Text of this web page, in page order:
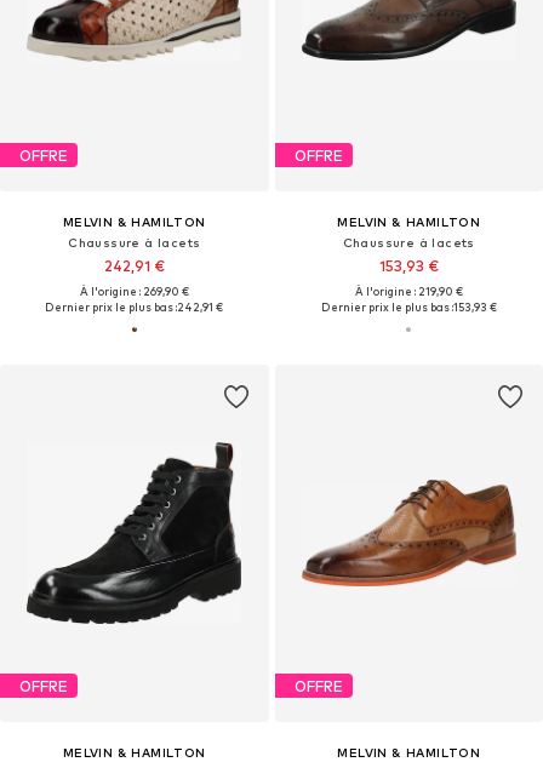
OFFRE
MELVIN & HAMILTON
Chaussure à lacets
242,91 €
À l'origine : 269,90 €
Dernier prix le plus bas :242,91 €
OFFRE
MELVIN & HAMILTON
Chaussure à lacets
153,93 €
À l'origine : 219,90 €
Dernier prix le plus bas :153,93 €
OFFRE
MELVIN & HAMILTON
OFFRE
MELVIN & HAMILTON